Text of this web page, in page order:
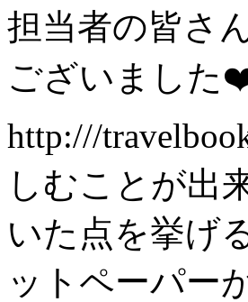
担当者の皆さ
ございました
http:///
しむことが出
いた点を挙げ
ットペーパー